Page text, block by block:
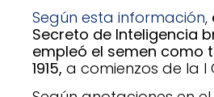
Según esta información,
Secreto de Inteligencia
empleó el semen como
1915, a comienzos de la I